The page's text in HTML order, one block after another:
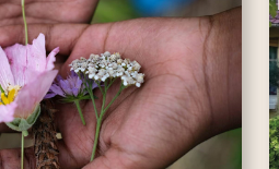
Parole aux habitants
Randonnées
Spectacle et performances
Visites
Voyage d'études